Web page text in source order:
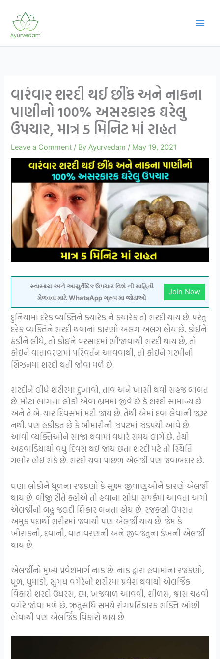
content
વારંવાર શરદી થઈ છીંક અને નાકના
પાણીનો 100% અસરકારક ઘરેલુ
ઉપચાર, માત્ર 5 મિનિટ માં રાહત
Leave a Comment / ByAyurvedam / May 19, 2021
સ્વાસ્થ્ય અને આયુર્વેદિક ઉપચાર વિશે ની માહિતી
મેળવવા માટે WhatsApp ગ્રુપ મા જોડાઓ
Join Now
દુનિયામાં દરેક વ્યક્તિને ક્યારેક ને ક્યારેક તો શરદી થાય છે. પરંતુ
દરેક વ્યક્તિને શરદી થવાનાં કારણો અલગ અલગ હોય છે. કોઈને
ઠંડીને લીધે, તો કોઇને વરસાદમાં ભીંજાવાથી શરદી થાય છે, તો
કોઈને વાતાવરણમાં પરિવર્તન આવવાથી, તો કોઈને ગરમીની
સિઝનમાં શરદી થતી જોવા મળે છે.
શરદીને લીધે શરીરમાં દુખાવો, તાવ અને ખાંસી થવી સહજ બાબત
છે. મોટા ભાગના લોકો એવા ભ્રમમાં જીવે છે કે શરદી સામાન્ય છે
અને તે બે-ચાર દિવસમાં મટી જાય છે. તેથી એમાં દવા લેવાની જરૂર
નથી. પણ હકીકત છે કે બીમારીની ઝપટમાં ઝડપથી આવે છે.
આવી વ્યક્તિઓને સાજા થવામાં વધારે સમય લાગે છે. તેથી
અઠવાડિયાથી વધુ દિવસ થઈ જાય છતાં શરદી મટે તો સ્થિતિ
ગંભીર હોઈ શકે છે. શરદી થવા પાછળ એલર્જી પણ જવાબદાર છે.
ઘણા લોકોને ધૂળના રજકણો કે સૂક્ષ્મ જીવાણુઓને કારણે એલર્જી
થાય છે. બીજી રીતે કહીએ તો હવાના સીધા સંપર્કમાં આવતાં અંગો
એલર્જીનો બહુ જલદી શિકાર બનતા હોય છે. રજકણો ઉપરાંત
અમુક પદાર્થો શરીરમાં જવાથી પણ એલર્જી થાય છે. જેમ કે
ખોરાકની, દવાની, વાતાવરણની અને જીવજંતુના ડંખની એલર્જી
થાય છે.
એલર્જીનો મુખ્ય પ્રવેશમાર્ગ નાક છે. નાક દ્વારા હવામાંના રજકણો,
ધૂળ, ધુમાડો, સુગંધ વગેરેનો શરીરમાં પ્રવેશ થવાથી એલર્જિક
વિકારો શરદી ઉધરસ, દમ, ખંજવાળ આવવી, શીળસ, શ્વાસ ચઢવો
વગેરે જોવા મળે છે. ઋતુસંધિ સમયે રોગપ્રતિકારક શક્તિ ઓછી
હોવાથી પણ એલર્જિક વિકારો થાય છે.